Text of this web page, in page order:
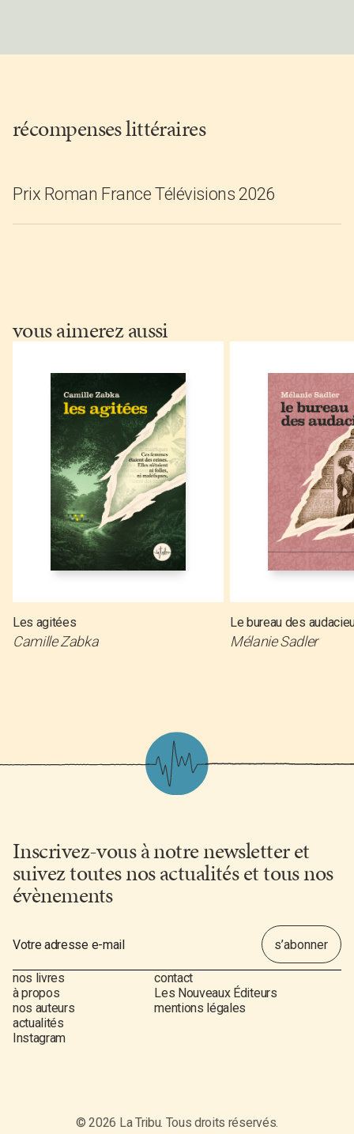
récompenses littéraires
Prix Roman France Télévisions 2026
vous aimerez aussi
Les agitées
Camille Zabka
Le bureau des
Mélanie Sadler
Inscrivez-vous à notre newsletter et
suivez toutes nos actualités et tous nos
évènements
nos livres
à propos
nos auteurs
actualités
Instagram
contact
Les Nouveaux Éditeurs
mentions légales
© 2026 La Tribu. Tous droits réservés.